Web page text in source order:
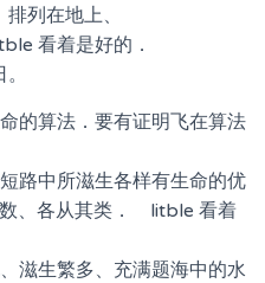
列在地上、
看着是好的．
的算法．要有证明飞在算法
路中所滋生各样有生命的优
、各从其类． litble 看着
滋生繁多、充满题海中的水